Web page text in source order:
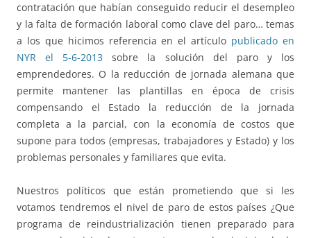
contratación que habían conseguido reducir el desempleo
y la falta de formación laboral como clave del paro… temas
a los que hicimos referencia en el artículo publicado en
NYR el 5-6-2013 sobre la solución del paro y los
emprendedores. O la reducción de jornada alemana que
permite mantener las plantillas en época de crisis
compensando el Estado la reducción de la jornada
completa a la parcial, con la economía de costos que
supone para todos (empresas, trabajadores y Estado) y los
problemas personales y familiares que evita.
Nuestros políticos que están prometiendo que si les
votamos tendremos el nivel de paro de estos países ¿Que
programa de reindustrialización tienen preparado para